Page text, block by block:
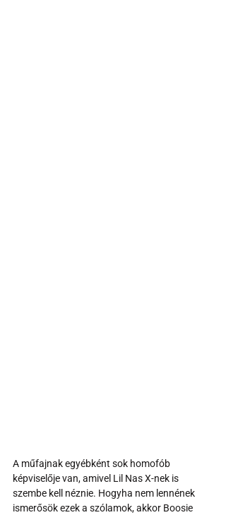
A műfajnak egyébként sok homofób
képviselője van, amivel Lil Nas X-nek is
szembe kell néznie. Hogyha nem lennének
ismerősök ezek a szólamok, akkor Boosie